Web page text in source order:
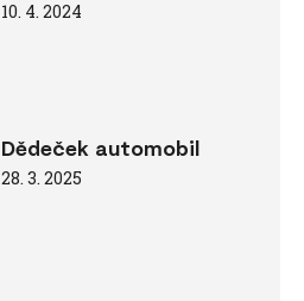
10. 4. 2024
Dědeček automobil
28. 3. 2025